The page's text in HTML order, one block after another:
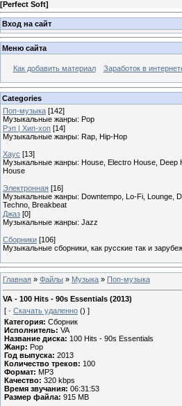
[Perfect Soft]
Вход на сайт
Меню сайта
Как добавить материал Заработок в
Categories
Поп-музыка [142]
Музыкальные жанры: Pop
Рэп | Хип-хоп [14]
Музыкальные жанры: Rap, Hip-Hop
Хаус [13]
Музыкальные жанры: House, Electro House, Deep
House
Электронная [16]
Музыкальные жанры: Downtempo, Lo-Fi, Lounge,
Techno, Breakbeat
Джаз [0]
Музыкальные жанры: Jazz
Сборники [106]
Музыкальные сборники, как русские так и
Главная » Файлы » Музыка » Поп-музыка
VA - 100 Hits - 90s Essentials (2013)
[ · Скачать удаленно () ]
Категория: Сборник
Исполнитель: VA
Название диска: 100 Hits - 90s Essentials
Жанр: Pop
Год выпуска: 2013
Количество треков: 100
Формат: MP3
Качество: 320 kbps
Время звучания: 06:31:53
Размер файла: 915 MB